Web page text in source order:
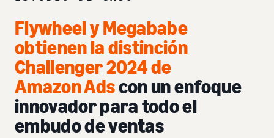
Flywheel y Megababe
obtienen la distinción
Challenger 2024 de
Amazon Adscon un enfoque
innovador para todo el
embudo de ventas